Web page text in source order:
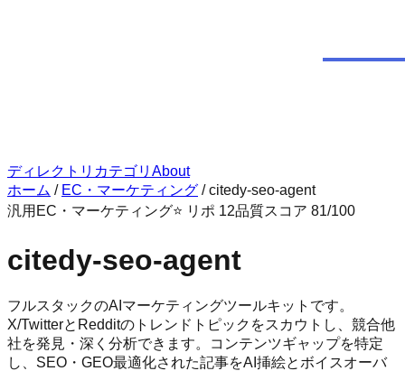
ディレクトリ カテゴリ About
ホーム / EC・マーケティング /citedy-seo-agent
汎用 EC・マーケティング⭐ リポ 12品質スコア 81/100
citedy-seo-agent
フルスタックのAIマーケティングツールキットです。
X/TwitterとRedditのトレンドトピックをスカウトし、競合他
社を発見・深く分析できます。コンテンツギャップを特定
し、SEO・GEO最適化された記事をAI挿絵とボイスオーバ